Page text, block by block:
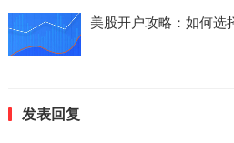
美股开户攻略：如何选
发表回复